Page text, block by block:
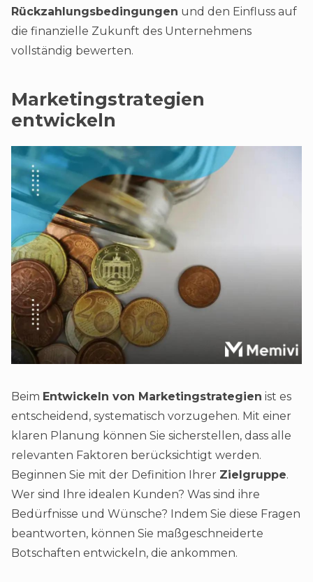
Rückzahlungsbedingungen und den Einfluss auf
die finanzielle Zukunft des Unternehmens
vollständig bewerten.
Marketingstrategien
entwickeln
Beim Entwickeln von Marketingstrategien ist es
entscheidend, systematisch vorzugehen. Mit einer
klaren Planung können Sie sicherstellen, dass alle
relevanten Faktoren berücksichtigt werden.
Beginnen Sie mit der Definition Ihrer Zielgruppe.
Wer sind Ihre idealen Kunden? Was sind ihre
Bedürfnisse und Wünsche? Indem Sie diese Fragen
beantworten, können Sie maßgeschneiderte
Botschaften entwickeln, die ankommen.